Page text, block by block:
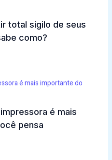
total sigilo de seus
como?
é mais
pensa